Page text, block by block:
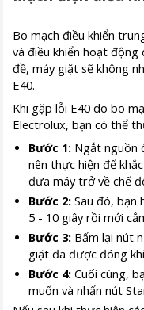
Bo mạch điều khiển
và điều khiển hoạt
đề, máy giặt sẽ không
E40.
Khi gặp lỗi E40 do bo
Electrolux, bạn có thể
Bước 1: Ngắt nguồn
nên thực hiện để
đưa máy trở về chế
Bước 2: Sau đó, bạn
5 - 10 giây rồi mới
Bước 3: Bấm lại nút
giặt đã được đóng
Bước 4: Cuối cùng,
muốn và nhấn nút